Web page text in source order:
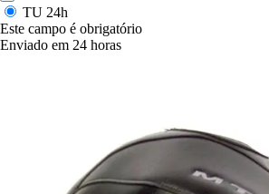
TU 24h
Este campo é obrigatório
Enviado em 24 horas